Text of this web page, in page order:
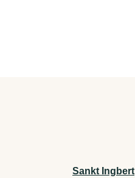
Sankt Ingbert